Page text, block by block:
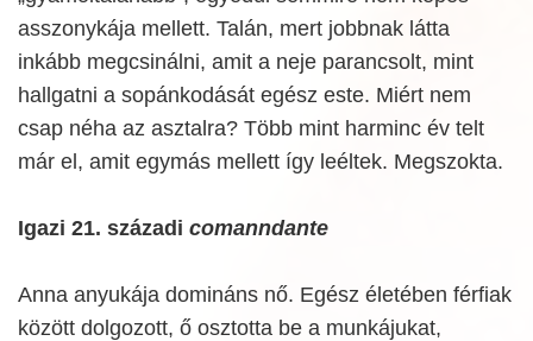
asszonykája mellett. Talán, mert jobbnak látta
inkább megcsinálni, amit a neje parancsolt, mint
hallgatni a sopánkodását egész este. Miért nem
csap néha az asztalra? Több mint harminc év telt
már el, amit egymás mellett így leéltek. Megszokta.
Igazi 21. századi comanndante
Anna anyukája domináns nő. Egész életében férfiak
között dolgozott, ő osztotta be a munkájukat,